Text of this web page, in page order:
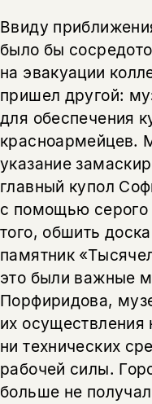
Ввиду
было бы
на эвакуации
пришел другой:
для обеспечения
красноармейцев.
указание
главный купол
с помощью серого
того, обшить
памятник
это были важные
Порфиридова,
их осуществления
ни технических
рабочей силы.
больше не